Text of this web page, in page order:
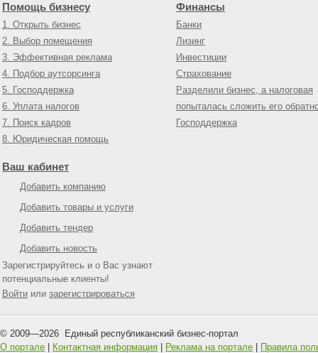
Помощь бизнесу
1. Открыть бизнес
2. Выбор помещения
3. Эффективная реклама
4. Подбор аутсорсинга
5. Господдержка
6. Уплата налогов
7. Поиск кадров
8. Юридическая помощь
Финансы
Банки
Лизинг
Инвестиции
Страхование
Разделили бизнес, а налоговая
попыталась сложить его
Господдержка
Ваш кабинет
Добавить компанию
Добавить товары и услуги
Добавить тендер
Добавить новость
Зарегистрируйтесь и о Вас узнают
потенциальные клиенты!
Войти или зарегистрироваться
© 2009—2026 Единый республиканский бизнес-портал
О портале
Контактная информация Реклама на портале Правила